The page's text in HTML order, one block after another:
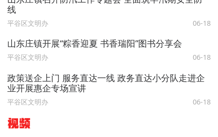
线
平谷区文明办 06-18
山东庄镇开展“粽香迎夏 书香瑞阳”图书分享会
平谷区文明办 06-18
政策送企上门 服务直达一线 政务直达小分队走进企
业开展惠企专场宣讲
平谷区文明办 06-18
视频